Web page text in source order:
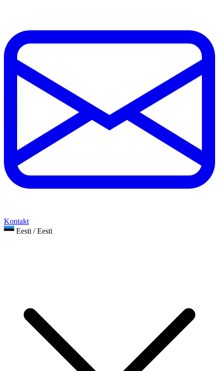
Kontakt
Eesti / Eesti